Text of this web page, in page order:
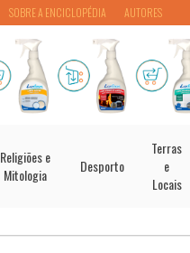
SOBRE A ENCICLOPÉDIA AUTORES
Religiões e
Mitologia
Desporto
Terras
e
Locais